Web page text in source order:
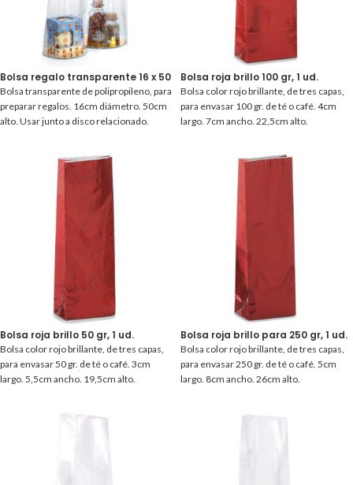
Bolsa regalo transparente 16 x 50 cm, 1 ud.
Bolsa transparente de polipropileno, para
preparar regalos. 16cm diámetro. 50cm
alto. Usar junto a disco relacionado.
Bolsa roja brillo 100 gr, 1 ud.
Bolsa color rojo brillante, de tres capas,
para envasar 100 gr. de té o café. 4cm
largo. 7cm ancho. 22,5cm alto.
Bolsa roja brillo 50 gr, 1 ud.
Bolsa color rojo brillante, de tres capas,
para envasar 50 gr. de té o café. 3cm
largo. 5,5cm ancho. 19,5cm alto.
Bolsa roja brillo para 250 gr, 1 ud.
Bolsa color rojo brillante, de tres capas,
para envasar 250 gr. de té o café. 5cm
largo. 8cm ancho. 26cm alto.